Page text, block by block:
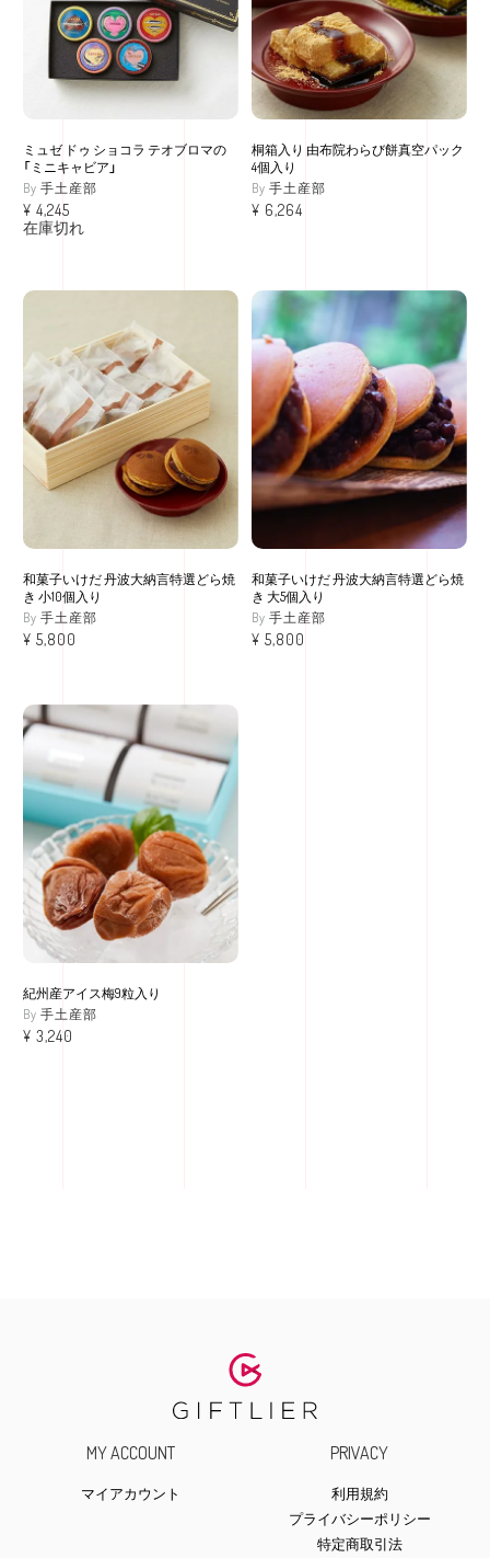
ミュゼ ドゥ ショコラ テオブロマの
「ミニキャビア」
手土産部
¥ 4,245
在庫切れ
桐箱入り 由布院わらび餅真空パック
4個入り
手土産部
¥ 6,264
和菓子いけだ 丹波大納言特選どら焼
き 小10個入り
手土産部
¥ 5,800
和菓子いけだ 丹波大納言特選どら焼
き 大5個入り
手土産部
¥ 5,800
紀州産アイス梅9粒入り
手土産部
¥ 3,240
MY ACCOUNT
マイアカウント
PRIVACY
利用規約
プライバシーポリシー
特定商取引法